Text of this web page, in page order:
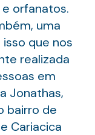
orfanatos.
uma
que nos
realizada
em
Jonathas,
bairro de
Cariacica